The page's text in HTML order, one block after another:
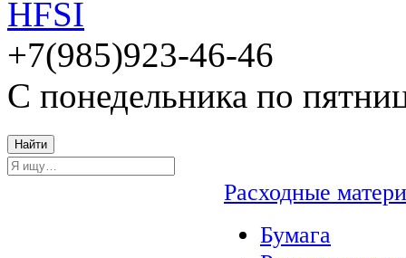
+7(985)923-46-46
С понедельника по
Найти
Расходные
Бумага